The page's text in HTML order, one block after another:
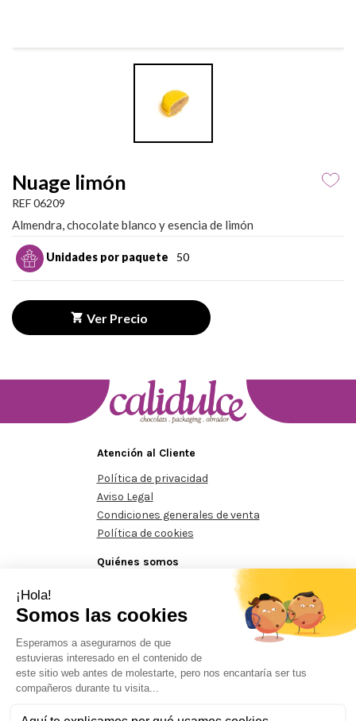
Nuage limón
REF 06209
Almendra, chocolate blanco y esencia de limón
Unidades por paquete 50
Ver Precio
Atención al Cliente
Política de privacidad
Aviso Legal
Condiciones generales de venta
Política de cookies
Quiénes somos
Contacte con nosotros
Pedidos mínimos de 125€ Pedidos mínimos de 125€
Prohibida la reproducción total o parcial del contenido aparecido en este sitio
web, sin el expreso consentimiento del propietario.